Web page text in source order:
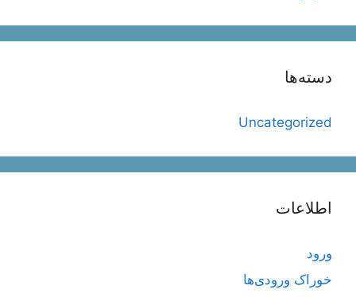
دسته‌ها
Uncategorized
اطلاعات
ورود
خوراک ورودی‌ها